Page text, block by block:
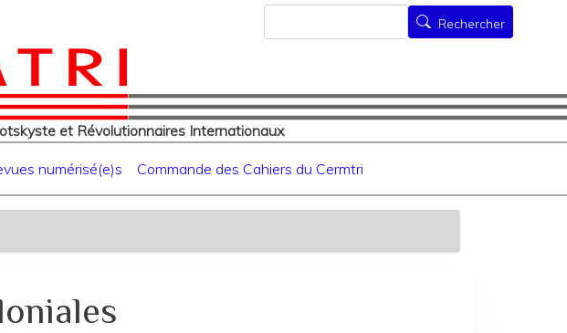
et Révolutionnaires Internationaux
Rechercher
Rechercher
numérisé(e)s Commande des Cahiers du Cermtri